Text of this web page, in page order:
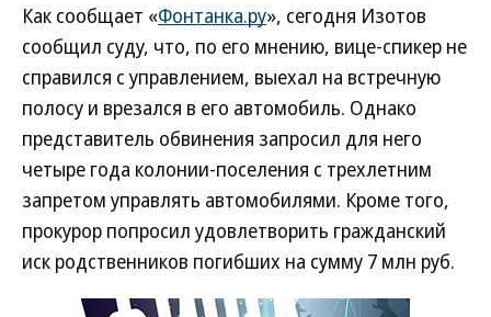
Как сообщает «Фонтанка.ру», сегодня Изотов
сообщил суду, что, по его мнению, вице-спикер не
справился с управлением, выехал на встречную
полосу и врезался в его автомобиль. Однако
представитель обвинения запросил для него
четыре года колонии-поселения с трехлетним
запретом управлять автомобилями. Кроме того,
прокурор попросил удовлетворить гражданский
иск родственников погибших на сумму 7 млн руб.